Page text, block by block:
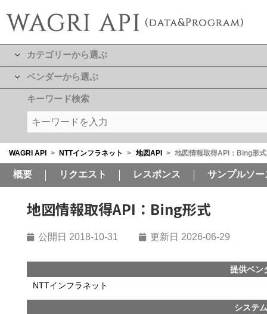
カテゴリーから選ぶ
ベンダーから選ぶ
キーワード検索
WAGRI API > NTTインフラネット > 地図API > 地図情報取得API：Bing形式
概要 リクエスト レスポンス サンプルソ
地図情報取得API：Bing形式
公開日 2018-10-31 更新日 2026-06-29
提供ベン
NTTインフラネット
システ